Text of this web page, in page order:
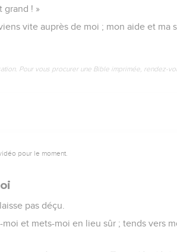
grand ! »
vite auprès de moi ; mon aide et ma
Pour vous procurer une Bible imprimée, rendez-
pour le moment.
pas déçu.
et mets-moi en lieu sûr ; tends vers